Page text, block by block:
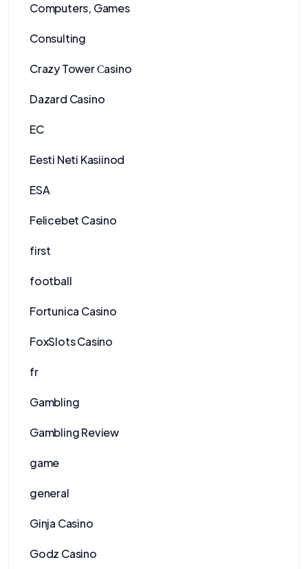
Computers, Games
Consulting
Crazy Tower Сasino
Dazard Casino
EC
Eesti Neti Kasiinod
ESA
Felicebet Casino
first
football
Fortunica Casino
FoxSlots Casino
fr
Gambling
Gambling Review
game
general
Ginja Casino
Godz Casino